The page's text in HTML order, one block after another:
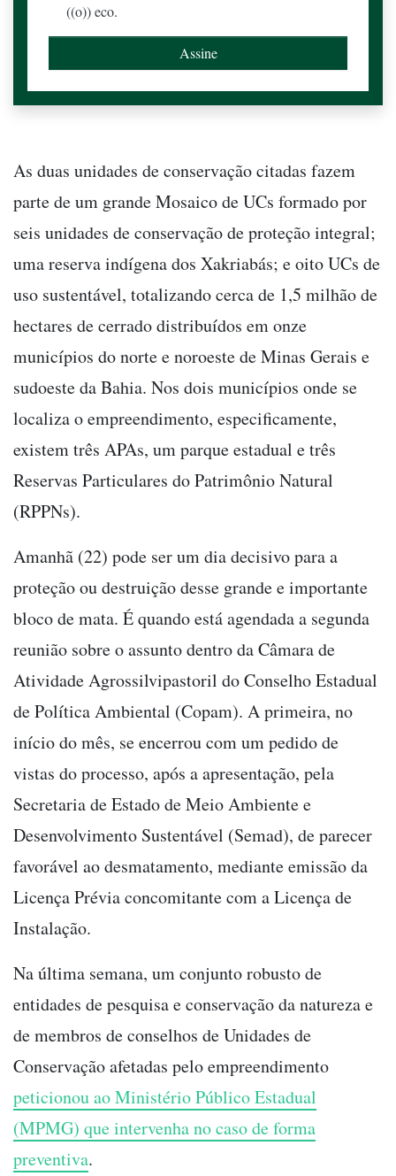
((o)) eco.
As duas unidades de conservação citadas fazem
parte de um grande Mosaico de UCs formado por
seis unidades de conservação de proteção integral;
uma reserva indígena dos Xakriabás; e oito UCs de
uso sustentável, totalizando cerca de 1,5 milhão de
hectares de cerrado distribuídos em onze
municípios do norte e noroeste de Minas Gerais e
sudoeste da Bahia. Nos dois municípios onde se
localiza o empreendimento, especificamente,
existem três APAs, um parque estadual e três
Reservas Particulares do Patrimônio Natural
(RPPNs).
Amanhã (22) pode ser um dia decisivo para a
proteção ou destruição desse grande e importante
bloco de mata. É quando está agendada a segunda
reunião sobre o assunto dentro da Câmara de
Atividade Agrossilvipastoril do Conselho Estadual
de Política Ambiental (Copam). A primeira, no
início do mês, se encerrou com um pedido de
vistas do processo, após a apresentação, pela
Secretaria de Estado de Meio Ambiente e
Desenvolvimento Sustentável (Semad), de parecer
favorável ao desmatamento, mediante emissão da
Licença Prévia concomitante com a Licença de
Instalação.
Na última semana, um conjunto robusto de
entidades de pesquisa e conservação da natureza e
de membros de conselhos de Unidades de
Conservação afetadas pelo empreendimento
peticionou ao Ministério Público Estadual
(MPMG) que intervenha no caso de forma
preventiva.